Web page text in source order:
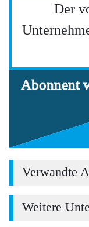
Der
Abonnent
Verwandte
Weitere